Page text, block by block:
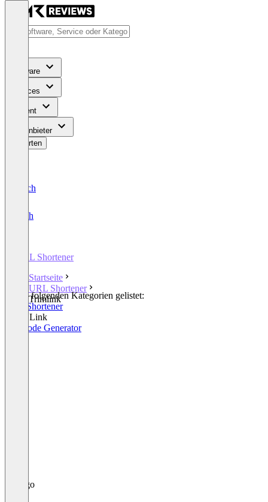
Software
Services
Content
Für Anbieter
Bewerten
Deutsch
English
URL Shortener
Startseite
URL Shortener
Trimlink
In den folgenden Kategorien gelistet:
URL Shortener
Smart Link
QR Code Generator